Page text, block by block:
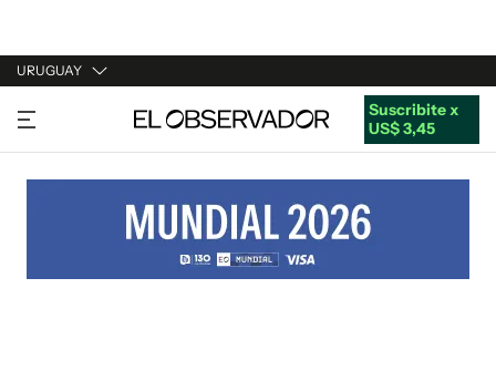
URUGUAY
URUGUAY
ARGENTINA
ESTADOS UNIDOS
Suscribite x
US$ 3,45